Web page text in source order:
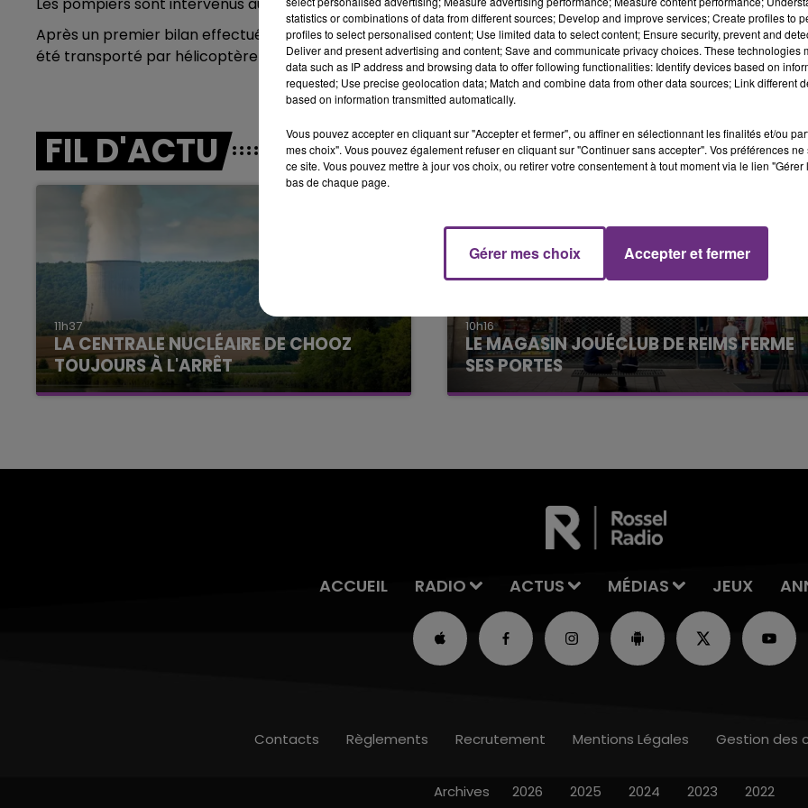
10h00 - 14h00
LE TICKET DE CAISSE
14h00 - 15h00
LA RADIO POP
Après un premier bilan effectué par les sapeurs-pompiers et leSMURde Charleville-Mézières, il a
été transporté par hélicoptère au centre hospitalier de Charleroi(Belgique), où sont traités les grands
FIL D'ACTU
11h37
LA CENTRALE NUCLÉAIRE DE CHOOZ
TOUJOURS À L'ARRÊT
Cela fait déjà une semaine que la centrale
10h16
LE MAGASIN JOUÉCLUB DE REIMS FERME
SES PORTES
C'était l'une des institutions du centre-ville
La Radio Pop Le Club Champagne FM
ACCUEIL RADIO ACTUS MÉDIAS JEUX
Contacts Règlements Recrutement Mentions Légales Gestion des
Archives 2026 2025 2024 2023 2022
statistics or combinations of data from different sources; Develop and improve services; Create profiles to
profiles to select personalised content; Use limited data to select content; Ensure security, prevent and
Deliver and present advertising and content; Save and communicate privacy choices. These technologies
data such as IP address and browsing data to offer following functionalities: Identify devices based on
requested; Use precise geolocation data; Match and combine data from other data sources; Link different
based on information transmitted automatically.
Vous pouvez accepter en cliquant sur "Accepter et fermer", ou affiner en sélectionnant les finalités et/ou
mes choix". Vous pouvez également refuser en cliquant sur "Continuer sans accepter". Vos préférences
ce site. Vous pouvez mettre à jour vos choix, ou retirer votre consentement à tout moment via le lien
bas de chaque page.
Gérer mes choix Accepter et fermer